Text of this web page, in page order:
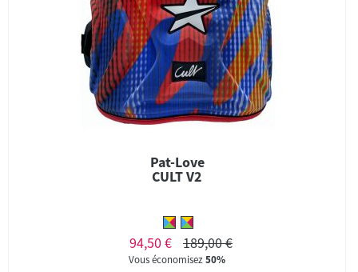
Pat-Love
CULT V2
94,50 € 189,00 €
Vous économisez50%